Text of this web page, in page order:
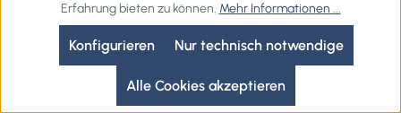
Stufenbohrer 4000601721 NW
Erfahrung bieten zu können. Mehr Informationen ...
Nur technisch notwendige
Konfigurieren
Alle Cookies akzeptieren